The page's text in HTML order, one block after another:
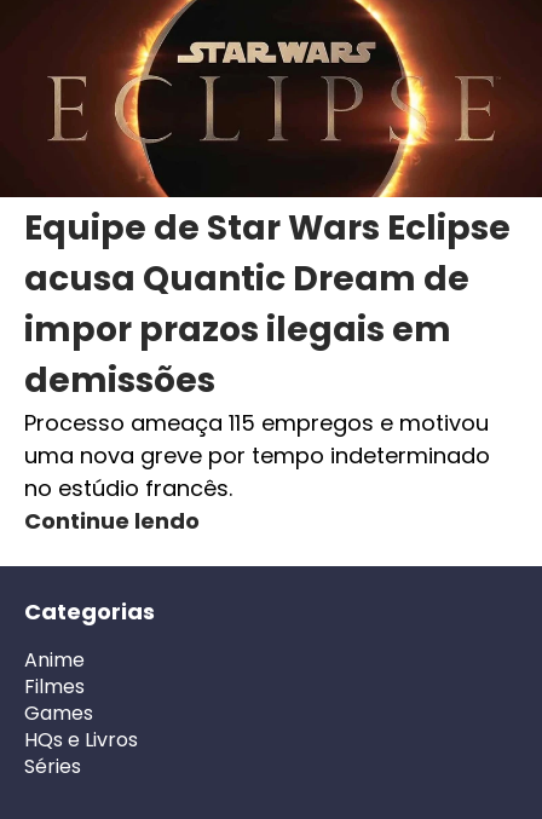
Equipe de Star Wars Eclipse
acusa Quantic Dream de
impor prazos ilegais em
demissões
Processo ameaça 115 empregos e motivou
uma nova greve por tempo indeterminado
no estúdio francês.
Continue lendo
Categorias
Anime
Filmes
Games
HQs e Livros
Séries